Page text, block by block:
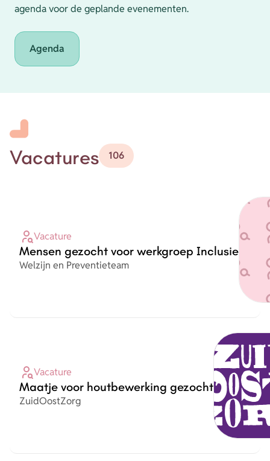
agenda voor de geplande evenementen.
Agenda
Vacatures 106
Vacature
Mensen gezocht voor werkgroep Inclusie
Organisatie
Welzijn en Preventieteam
Vacature
Maatje voor houtbewerking gezocht
Organisatie
ZuidOostZorg